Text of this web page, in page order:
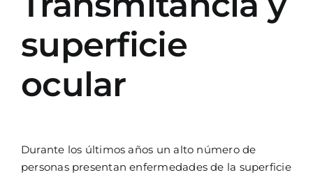
superficie
ocular
Durante los últimos años un alto número de
personas presentan enfermedades de la superficie